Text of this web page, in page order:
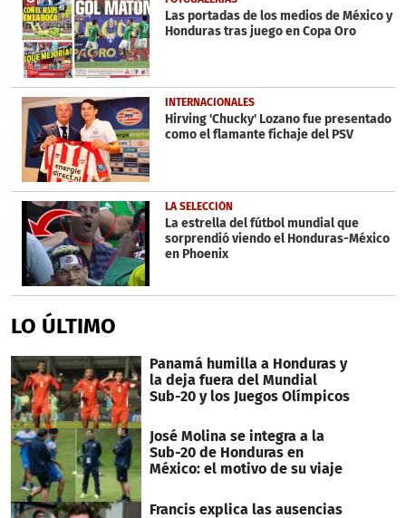
Las portadas de los medios de México y
Honduras tras juego en Copa Oro
INTERNACIONALES
Hirving 'Chucky' Lozano fue presentado
como el flamante fichaje del PSV
LA SELECCIÓN
La estrella del fútbol mundial que
sorprendió viendo el Honduras-México
en Phoenix
LO ÚLTIMO
Panamá humilla a Honduras y
la deja fuera del Mundial
Sub-20 y los Juegos Olímpicos
José Molina se integra a la
Sub-20 de Honduras en
México: el motivo de su viaje
Francis explica las ausencias